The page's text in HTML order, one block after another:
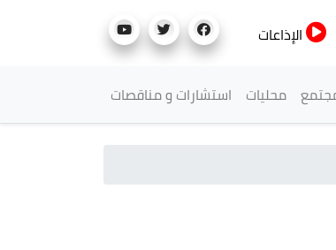
الإذاعات
محليات استشارات و مناقصات